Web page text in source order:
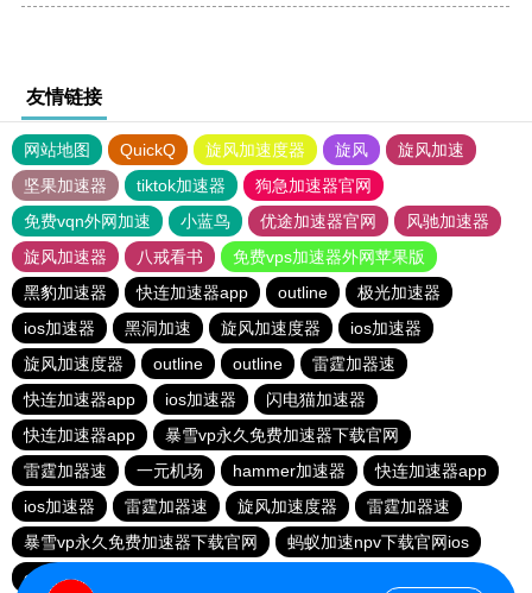
友情链接
网站地图 QuickQ 旋风加速度器 旋风
旋风加速
坚果加速器
tiktok加速器
狗急加速器官网
免费vqn外网加速
小蓝鸟 优途加速器官网
风驰加速器
旋风加速器
八戒看书
免费vps加速器外网苹果版
黑豹加速器
快连加速器app outline
极光加速器
ios加速器
黑洞加速 旋风加速度器
ios加速器
旋风加速度器
outline outline
雷霆加器速
快连加速器app
ios加速器
闪电猫加速器
快连加速器app
暴雪vp永久免费加速器下载官网
雷霆加器速
一元机场 hammer加速器
快连加速器app
ios加速器
雷霆加器速 旋风加速度器
雷霆加器速
暴雪vp永久免费加速器下载官网
蚂蚁加速npv下载官网ios
outline